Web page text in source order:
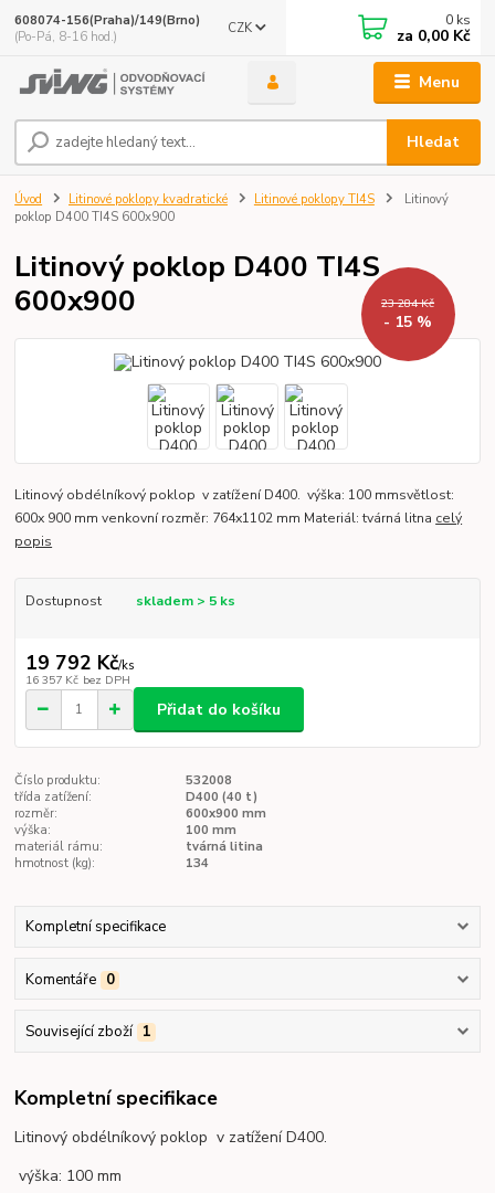
Menu
CZK
Hledat
608074-156(Praha)/149(Brno)
(Po-Pá, 8-16 hod.)
0 ks
za 0,00 Kč
Úvod Litinové poklopy kvadratické Litinové poklopy TI4S
Litinový
poklop D400 TI4S 600x900
Litinový poklop D400 TI4S
600x900
23 284 Kč
- 15 %
Litinový obdélníkový poklop v zatížení D400. výška: 100 mmsvětlost:
600x 900 mm venkovní rozměr: 764x1102 mm Materiál: tvárná litna celý
popis
Dostupnost skladem > 5 ks
19 792 Kč/ks
16 357 Kč bez DPH
Přidat do košíku
Číslo produktu:
532008
třída zatížení:
D400 (40 t)
rozměr:
600x900 mm
výška:
100 mm
materiál rámu:
tvárná litina
hmotnost (kg):
134
Kompletní specifikace
Komentáře 0
Související zboží 1
Kompletní specifikace
Litinový obdélníkový poklop v zatížení D400.
výška: 100 mm